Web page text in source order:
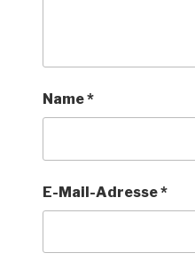
Name*
E-Mail-Adresse*